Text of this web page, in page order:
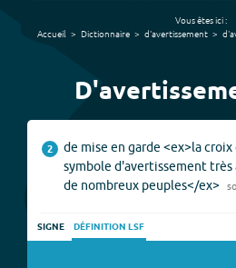
Vous êtes ici :
Accueil
Dictionnaire d'avertissement
2
de mise en garde <ex>la
symbole d'avertissement très
de nombreux peuples</ex>
SIGNE DÉFINITION LSF